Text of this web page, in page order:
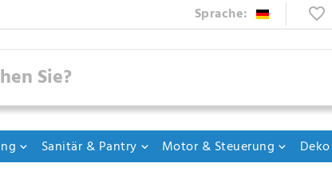
Sprache:
Sanitär & Pantry Motor & Steuerung Deko